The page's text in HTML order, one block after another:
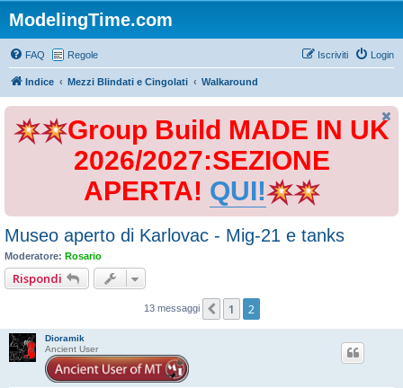
ModelingTime.com
FAQ Regole Login
Iscriviti
Indice Mezzi Blindati e Cingolati Walkaround
Group Build MADE IN UK
2026/2027:SEZIONE
APERTA! QUI!
Museo aperto di Karlovac - Mig-21 e tanks
Moderatore: Rosario
Rispondi
13 messaggi Precedente
1 2
Dioramik
Ancient User